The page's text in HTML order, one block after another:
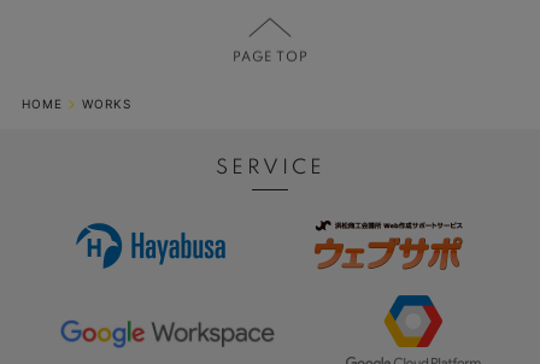
HOME WORKS
SERVICE